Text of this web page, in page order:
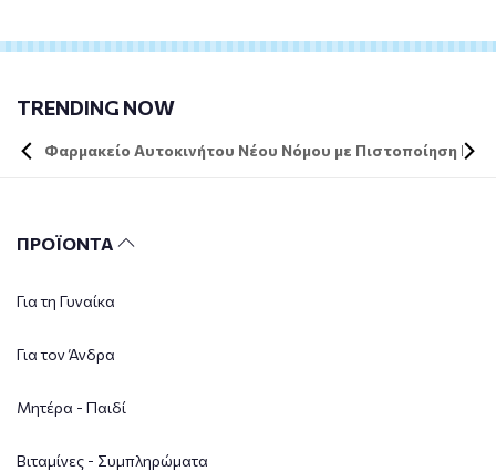
TRENDING NOW
Φαρμακείο Αυτοκινήτου Νέου Νόμου με Πιστοποίηση DIN
ΠΡΟΪΟΝΤΑ
Για τη Γυναίκα
Για τον Άνδρα
Μητέρα - Παιδί
Βιταμίνες - Συμπληρώματα